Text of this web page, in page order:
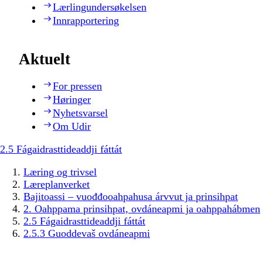
Lærlingundersøkelsen
Innrapportering
Aktuelt
For pressen
Høringer
Nyhetsvarsel
Om Udir
2.5 Fágaidrasttideaddji fáttát
Læring og trivsel
Læreplanverket
Bajitoassi – vuođđooahpahusa árvvut ja prinsihpat
2. Oahppama prinsihpat, ovdáneapmi ja oahppahábmen
2.5 Fágaidrasttideaddji fáttát
2.5.3 Guoddevaš ovdáneapmi